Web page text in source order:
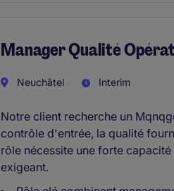
Manager Qualité
Neuchâtel Interim
Notre client recherche un
contrôle d'entrée, la qualité
rôle nécessite une forte
exigeant.